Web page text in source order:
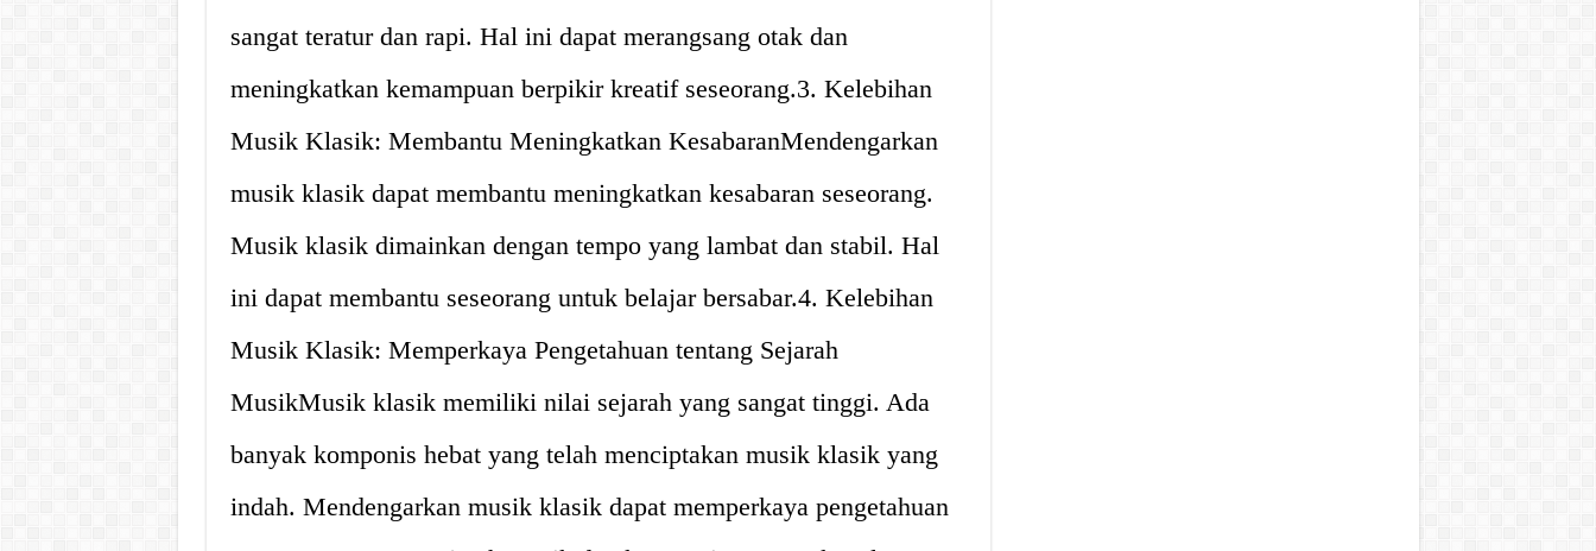
sangat teratur dan rapi. Hal ini dapat merangsang otak dan
meningkatkan kemampuan berpikir kreatif seseorang.3. Kelebihan
Musik Klasik: Membantu Meningkatkan KesabaranMendengarkan
musik klasik dapat membantu meningkatkan kesabaran seseorang.
Musik klasik dimainkan dengan tempo yang lambat dan stabil. Hal
ini dapat membantu seseorang untuk belajar bersabar.4. Kelebihan
Musik Klasik: Memperkaya Pengetahuan tentang Sejarah
MusikMusik klasik memiliki nilai sejarah yang sangat tinggi. Ada
banyak komponis hebat yang telah menciptakan musik klasik yang
indah. Mendengarkan musik klasik dapat memperkaya pengetahuan